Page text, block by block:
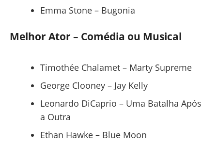
Emma Stone – Bugonia
Melhor Ator – Comédia ou Musical
Timothée Chalamet – Marty Supreme
George Clooney – Jay Kelly
Leonardo DiCaprio – Uma Batalha Após
a Outra
Ethan Hawke – Blue Moon